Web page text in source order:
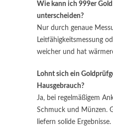
Wie kann ich 999er
unterscheiden?
Nur durch genaue
Leitfähigkeitsmessung
weicher und hat
Lohnt sich ein
Hausgebrauch?
Ja, bei regelmäßigem
Schmuck und Münzen.
liefern solide Ergebnisse.